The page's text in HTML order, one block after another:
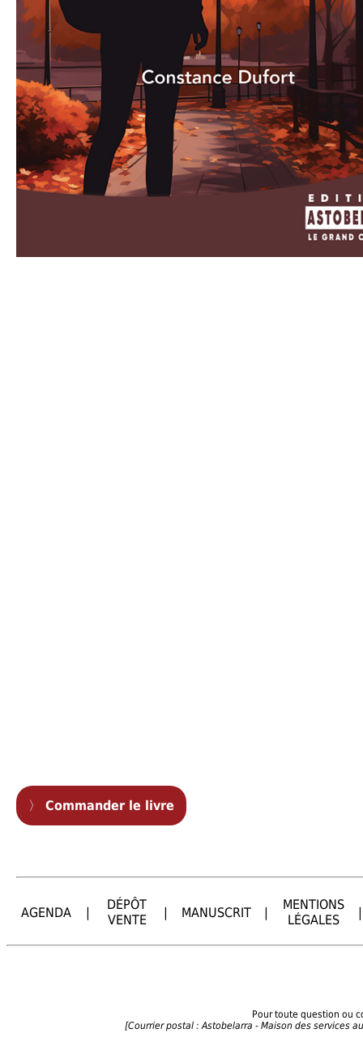
〉 Commander le livre
AGENDA |
DÉPÔT
VENTE
| MANUSCRIT |
MENTIONS
LÉGALES
|
Pour toute question ou
[Courrier postal : Astobelarra - Maison des services